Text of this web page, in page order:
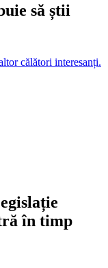
să știi
călători interesanți.
în timp